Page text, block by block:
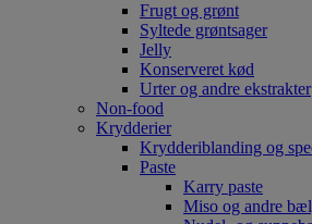
Frugt og grønt
Syltede grøntsager
Jelly
Konserveret kød
Urter og andre ekstrakter
Non-food
Krydderier
Krydderiblanding og
Paste
Karry paste
Miso og andre